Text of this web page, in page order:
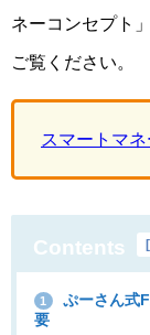
ネーコンセプト
ご覧ください。
スマートマ
Contents [
1
ぷーさん式
要